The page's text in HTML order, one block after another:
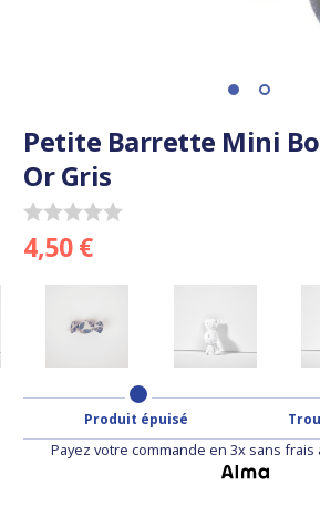
Petite Barrette Mini
Or Gris
4,50 €
Produit épuisé
Payez votre commande en 3x sans frais